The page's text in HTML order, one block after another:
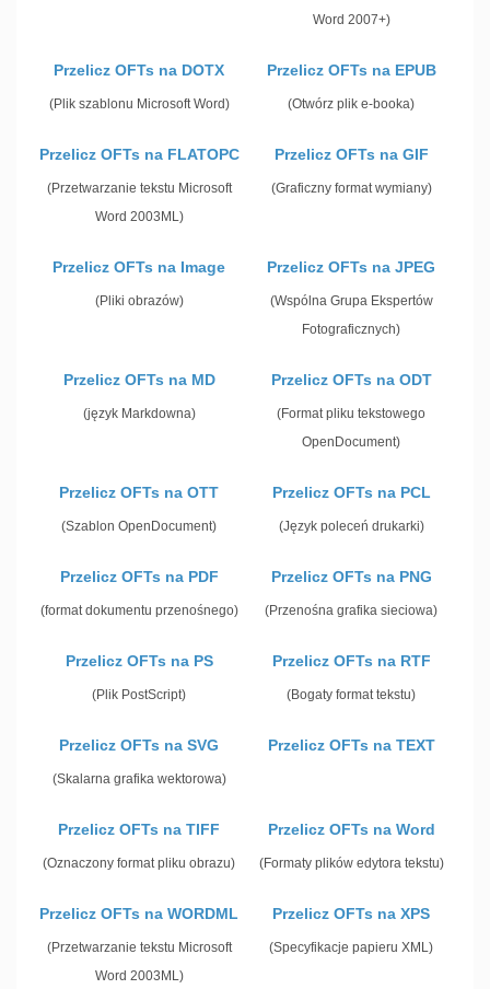
Word 2007+)
Przelicz OFTs na DOTX
(Plik szablonu Microsoft Word)
Przelicz OFTs na EPUB
(Otwórz plik e-booka)
Przelicz OFTs na FLATOPC
(Przetwarzanie tekstu Microsoft
Word 2003ML)
Przelicz OFTs na GIF
(Graficzny format wymiany)
Przelicz OFTs na Image
(Pliki obrazów)
Przelicz OFTs na JPEG
(Wspólna Grupa Ekspertów
Fotograficznych)
Przelicz OFTs na MD
(język Markdowna)
Przelicz OFTs na ODT
(Format pliku tekstowego
OpenDocument)
Przelicz OFTs na OTT
(Szablon OpenDocument)
Przelicz OFTs na PCL
(Język poleceń drukarki)
Przelicz OFTs na PDF
(format dokumentu przenośnego)
Przelicz OFTs na PNG
(Przenośna grafika sieciowa)
Przelicz OFTs na PS
(Plik PostScript)
Przelicz OFTs na RTF
(Bogaty format tekstu)
Przelicz OFTs na SVG
(Skalarna grafika wektorowa)
Przelicz OFTs na TEXT
Przelicz OFTs na TIFF
(Oznaczony format pliku obrazu)
Przelicz OFTs na Word
(Formaty plików edytora tekstu)
Przelicz OFTs na WORDML
(Przetwarzanie tekstu Microsoft
Word 2003ML)
Przelicz OFTs na XPS
(Specyfikacje papieru XML)